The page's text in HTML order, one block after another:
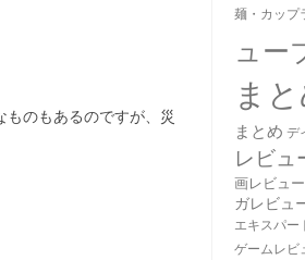
ものもあるのですが、災
麺・カップ
ュー
ま
まとめ デ
レビュ
画レビュ
ガレビュ
エキスパー
ゲームレビ